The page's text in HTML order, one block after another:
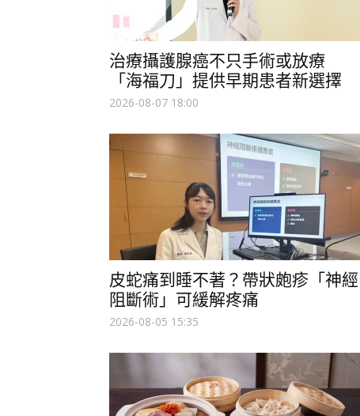
治療攝護腺癌不只手術或放療
「海福刀」提供早期患者新選擇
2026-08-07 18:00
皮蛇痛到睡不著？帶狀皰疹「神經
阻斷術」可緩解疼痛
2026-08-05 15:35